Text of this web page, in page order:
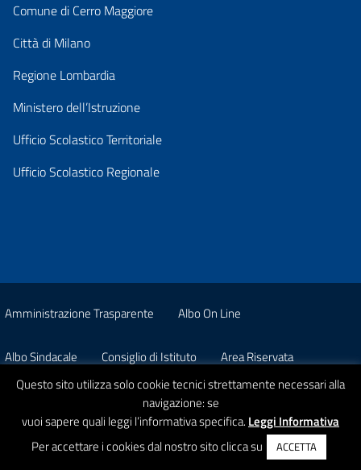
Comune di Cerro Maggiore
Città di Milano
Regione Lombardia
Ministero dell’Istruzione
Ufficio Scolastico Territoriale
Ufficio Scolastico Regionale
Amministrazione Trasparente Albo On Line
Albo Sindacale Consiglio di Istituto Area Riservata
© 2026 Istituto Comprensivo Statale A. Strobino
Questo sito utilizza solo cookie tecnici strettamente necessari alla
navigazione: se
vuoi sapere quali leggi l’informativa specifica. Leggi Informativa
Per accettare i cookies dal nostro sito clicca su
ACCETTA